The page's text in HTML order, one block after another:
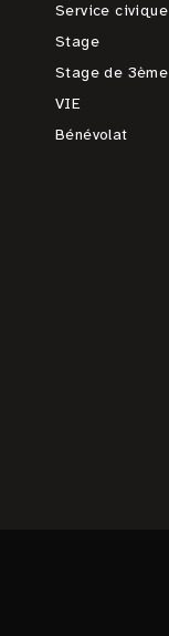
Service civique
Stage
Stage de 3ème
VIE
Bénévolat